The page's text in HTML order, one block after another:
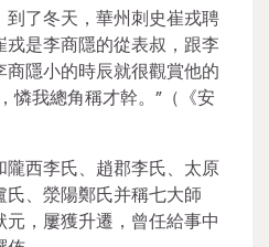
了冬天，華州刺史崔戎聘
是李商隱的從表叔，跟李
隱小的時辰就很觀賞他的
憐我總角稱才幹。”（《安
西李氏、趙郡李氏、太原
、滎陽鄭氏并稱七大師
，屢獲升遷，曾任給事中